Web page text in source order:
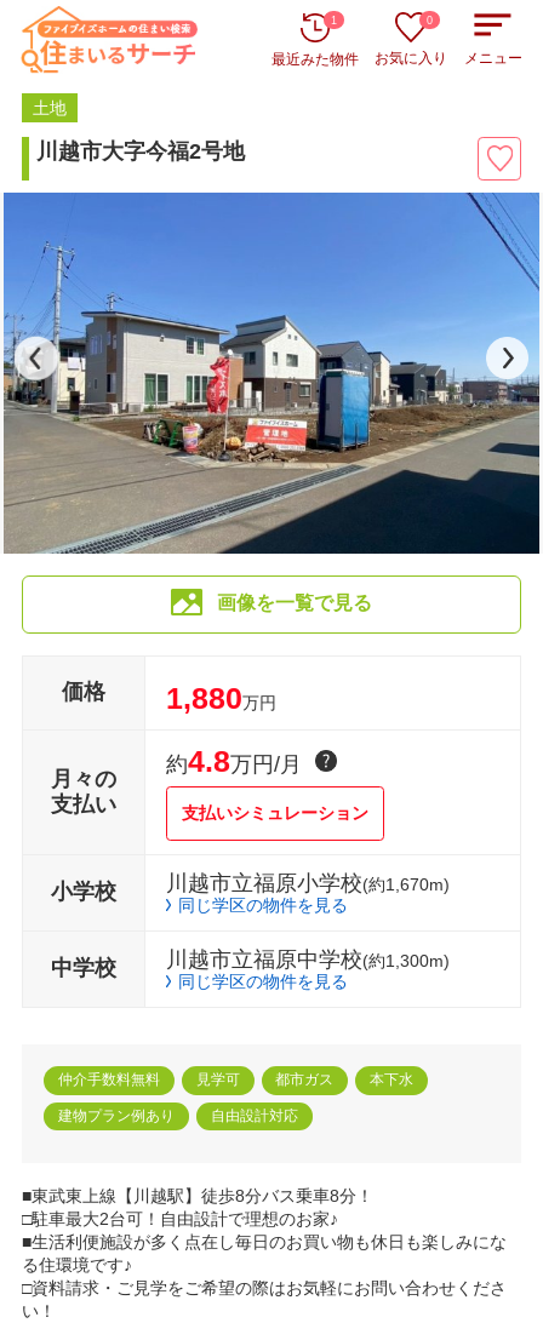
最近みた物件
1
お気に入り
0
メニュー
土地
川越市大字今福2号地
画像を一覧で見る
価格 1,880万円
月々の
支払い
約4.8万円/月
支払いシミュレーション
小学校 川越市立福原小学校(約1,670m)
同じ学区の物件を見る
中学校 川越市立福原中学校(約1,300m)
同じ学区の物件を見る
仲介手数料無料 見学可 都市ガス 本下水
建物プラン例あり 自由設計対応
■東武東上線【川越駅】徒歩8分バス乗車8分！
□駐車最大2台可！自由設計で理想のお家♪
■生活利便施設が多く点在し毎日のお買い物も休日も楽しみにな
る住環境です♪
□資料請求・ご見学をご希望の際はお気軽にお問い合わせくださ
い！